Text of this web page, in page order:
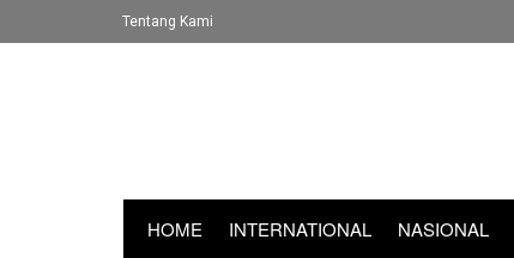
Tentang Kami
HOME INTERNATIONAL NASIONAL